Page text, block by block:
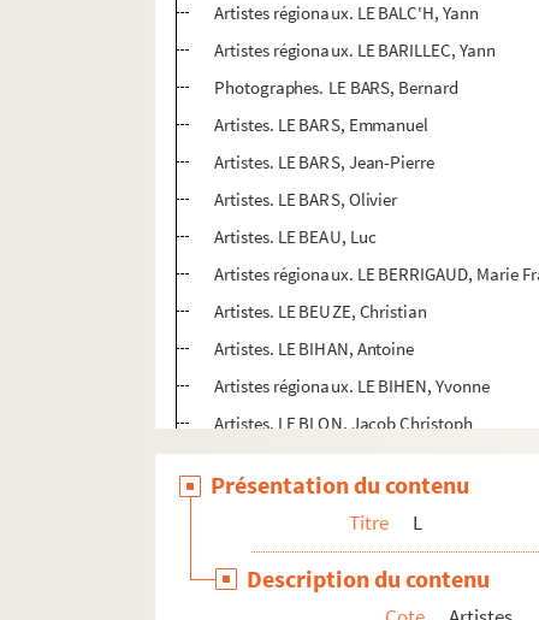
Artistes régionaux. LE BALC'H, Yann
Artistes régionaux. LE BARILLEC, Yann
Photographes. LE BARS, Bernard
Artistes. LE BARS, Emmanuel
Artistes. LE BARS, Jean-Pierre
Artistes. LE BARS, Olivier
Artistes. LE BEAU, Luc
Artistes régionaux. LE BERRIGAUD, Marie
Artistes. LE BEUZE, Christian
Artistes. LE BIHAN, Antoine
Artistes régionaux. LE BIHEN, Yvonne
Artistes. LE BLON, Jacob Christoph
Artistes. LE BORGNE, Alain
Artistes. LE BOUCHER, Alain
Artistes. LE BOUILL - ROUX, Annie
Artistes. LE BOUL, Claude
Artistes régionaux. LE BOULAIRE, Yannick
Présentation du contenu
Titre L
Description du contenu